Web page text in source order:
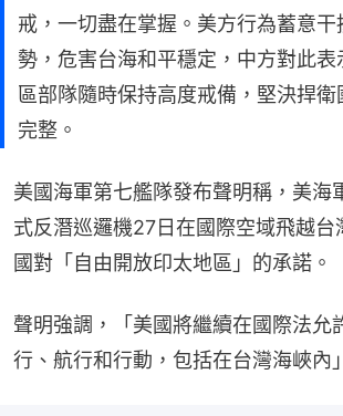
戒，一切盡在掌握。美方行為蓄意干
勢，危害台海和平穩定，中方對此
區部隊隨時保持高度戒備，堅決捍衛
完整。
美國海軍第七艦隊發布聲明稱，美海
式反潛巡邏機27日在國際空域飛越台
國對「自由開放印太地區」的承諾。
聲明強調，「美國將繼續在國際法允
行、航行和行動，包括在台灣海峽內